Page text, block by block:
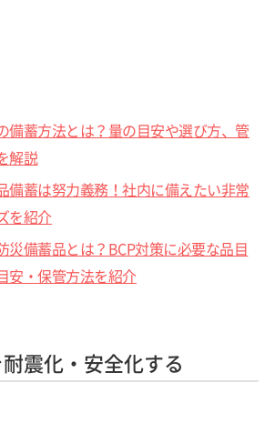
備蓄方法とは？量の目安や選び方、管
解説
備蓄は努力義務！社内に備えたい非常
を紹介
災備蓄品とは？BCP対策に必要な品目
安・保管方法を紹介
震化・安全化する